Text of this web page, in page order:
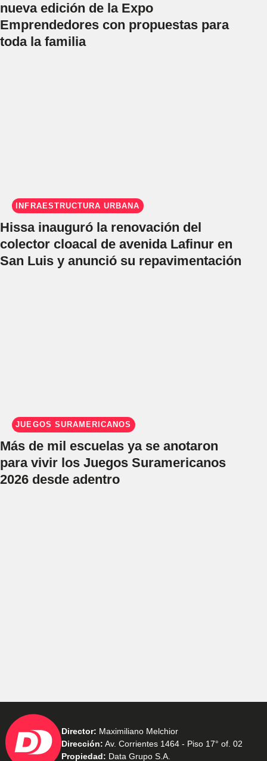
nueva edición de la Expo
Emprendedores con propuestas para
toda la familia
INFRAESTRUCTURA URBANA
Hissa inauguró la renovación del
colector cloacal de avenida Lafinur en
San Luis y anunció su repavimentación
JUEGOS SURAMERICANOS
Más de mil escuelas ya se anotaron
para vivir los Juegos Suramericanos
2026 desde adentro
Director: Maximiliano Melchior
Dirección: Av. Corrientes 1464 - Piso 17° of. 02
Propiedad: Data Grupo S.A.